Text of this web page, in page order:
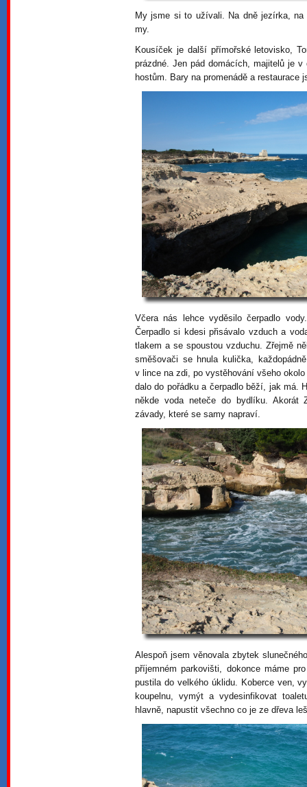
My jsme si to užívali. Na dně jezírka,
my.
Kousíček je další přímořské letovisko,
prázdné. Jen pád domácích, majitelů je
hostům. Bary na promenádě a restaurace
Včera nás lehce vyděsilo čerpadlo
Čerpadlo si kdesi přisávalo vzduch a
tlakem a se spoustou vzduchu. Zřejmě
směšovači se hnula kulička,
v lince na zdi, po vystěhování všeho
dalo do pořádku a čerpadlo běží, jak má.
někde voda neteče do bydlíku. Akorát
závady, které se samy napraví.
Alespoň jsem věnovala zbytek
příjemném parkovišti, dokonce máme
pustila do velkého úklidu. Koberce ven,
koupelnu, vymýt a vydesinfikovat
hlavně, napustit všechno co je ze dřeva